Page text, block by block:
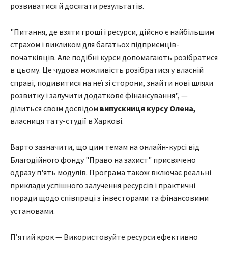
розвиватися й досягати результатів.
"Питання, де взяти гроші і ресурси, дійсно є найбільшим
страхом і викликом для багатьох підприємців-
початківців. Але подібні курси допомагають розібратися
в цьому. Це чудова можливість розібратися у власній
справі, подивитися на неї зі сторони, знайти нові шляхи
розвитку і залучити додаткове фінансування", —
ділиться своїм досвідом випускниця курсу Олена,
власниця тату-студії в Харкові.
Варто зазначити, що цим темам на онлайн-курсі від
Благодійного фонду "Право на захист" присвячено
одразу п'ять модулів. Програма також включає реальні
приклади успішного залучення ресурсів і практичні
поради щодо співпраці з інвесторами та фінансовими
установами.
Пʼятий крок — Використовуйте ресурси ефективно